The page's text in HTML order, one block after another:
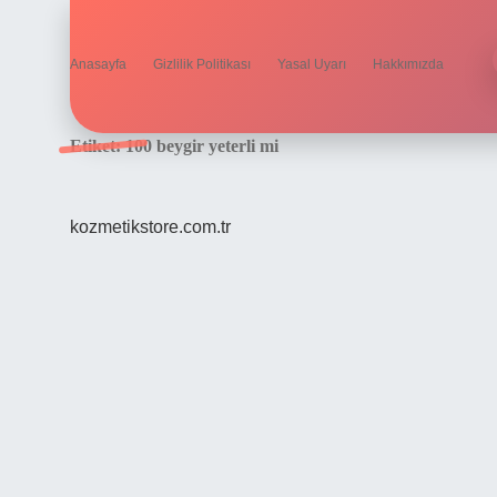
Anasayfa Gizlilik Politikası Yasal Uyarı Hakkımızda
Etiket:100 beygir yeterli mi
kozmetikstore.com.tr